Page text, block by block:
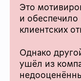
Это
и
клиентских
Однако
ушёл из